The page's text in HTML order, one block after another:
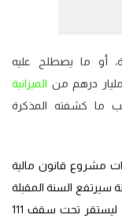
أو ما يصطلح عليه
الميزانية
وذلك حسب ما كشفته المذكرة
مشروع قانون مالية
سيرتفع السنة المقبلة
بنسبة 24,83 في المائة مقارنة مع العام الجاري، ليستقر تحت سقف 111